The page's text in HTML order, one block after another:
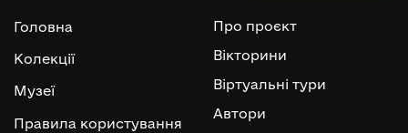
Головна
Колекції
Музеї
Правила користування
Про проєкт
Вікторини
Віртуальні тури
Автори